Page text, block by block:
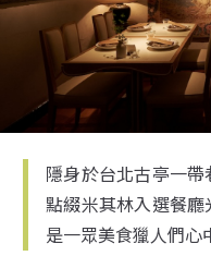
隱身於台北古亭一
點綴米其林入選餐
是一眾美食獵人們心